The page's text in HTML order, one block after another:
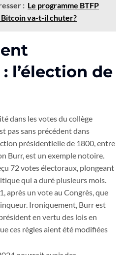
: Le programme BTFP
Bitcoin va-t-il chuter?
l’élection de
dans les votes du collège
pas sans précédent dans
présidentielle de 1800, entre
Burr, est un exemple notoire.
72 votes électoraux, plongeant
qui a duré plusieurs mois.
après un vote au Congrès, que
Ironiquement, Burr est
en vertu des lois en
ces règles aient été modifiées